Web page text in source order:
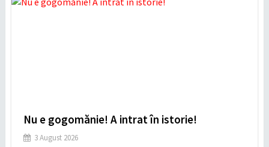
Nu e gogomănie! A intrat în istorie!
3 August 2026